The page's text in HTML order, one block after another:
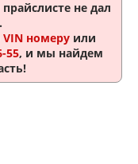
прайслисте не дал
номеруили
55, и мы найдем